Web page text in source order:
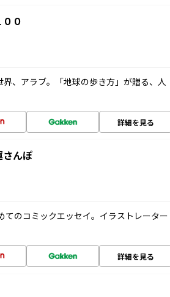
０
、アラブ。「地球の歩き方」が贈る、人
詳細を見る
んぽ
のコミックエッセイ。イラストレーター
詳細を見る